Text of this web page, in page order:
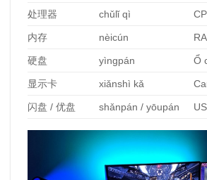
处理器 chǔlǐ qì
内存 nèicún
硬盘 yìngpán Ổ
显示卡 xiǎnshì kǎ
闪盘 / 优盘 shǎnpán / yōupán